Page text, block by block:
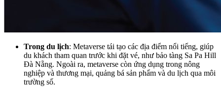
Trong du lịch: Metaverse tái tạo các địa điểm nổi tiếng, giúp
du khách tham quan trước khi đặt vé, như bảo tàng Sa Pa Hill
Đà Nẵng. Ngoài ra, metaverse còn ứng dụng trong nông
nghiệp và thương mại, quảng bá sản phẩm và du lịch qua môi
trường số.